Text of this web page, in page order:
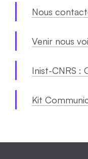
Nous
Venir nous
Inist-CNRS :
Kit